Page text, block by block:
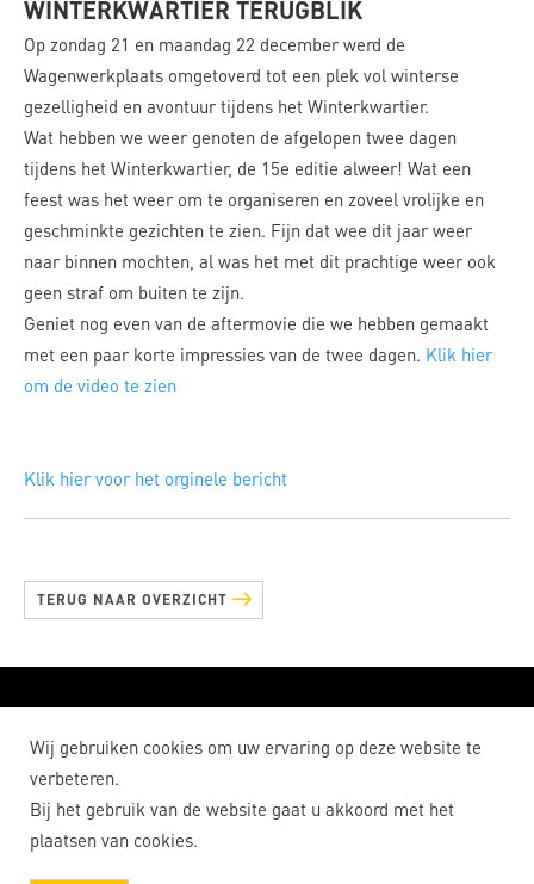
WINTERKWARTIER TERUGBLIK
Op zondag 21 en maandag 22 december werd de
Wagenwerkplaats omgetoverd tot een plek vol winterse
gezelligheid en avontuur tijdens het Winterkwartier.
Wat hebben we weer genoten de afgelopen twee dagen
tijdens het Winterkwartier, de 15e editie alweer! Wat een
feest was het weer om te organiseren en zoveel vrolijke en
geschminkte gezichten te zien. Fijn dat wee dit jaar weer
naar binnen mochten, al was het met dit prachtige weer ook
geen straf om buiten te zijn.
Geniet nog even van de aftermovie die we hebben gemaakt
met een paar korte impressies van de twee dagen. Klik hier
om de video te zien
Klik hier voor het orginele bericht
TERUG NAAR OVERZICHT
Privacy Statement
Soesterweg Amersfoort
samenwerkplaats2.0@gmail.com
Wij gebruiken cookies om uw ervaring op deze website te
verbeteren.
Bij het gebruik van de website gaat u akkoord met het
plaatsen van cookies.